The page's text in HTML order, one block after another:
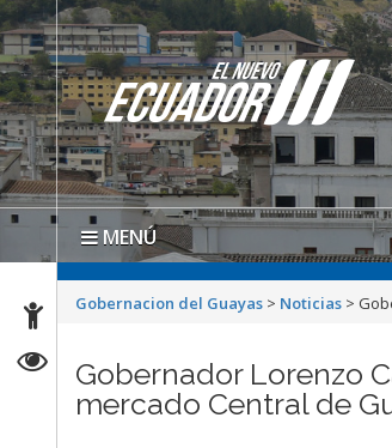
MENÚ
Gobernacion del Guayas > Noticias >
Gobernador Lorenzo
mercado Central de